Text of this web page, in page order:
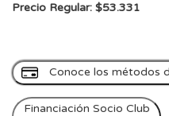
Precio Regular: $53.331
Conoce los métodos
Financiación Socio Club